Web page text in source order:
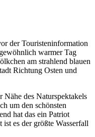
der Touristeninformation
warmer Tag
am strahlend blauen
Richtung Osten und
des Naturspektakels
um den schönsten
hat das ein Patriot
ist es der größte Wasserfall